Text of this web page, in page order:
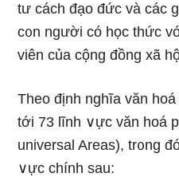
tư cách đạo đức và các
c᧐n người có học thức
viên của cộng đồng xã
Theo định nghĩa văn
tới 73 lĩnh ∨ực văn hoá
universal Areas), tr᧐ng
∨ực chính ѕau: